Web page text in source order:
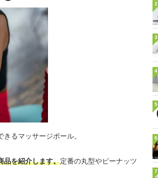
るマッサージボール。
品を紹介します。定番の丸型やピーナッツ
2
3
4
5
6
7